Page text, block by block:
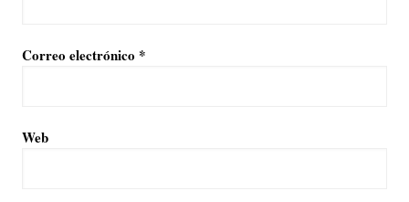
Correo electrónico *
Web